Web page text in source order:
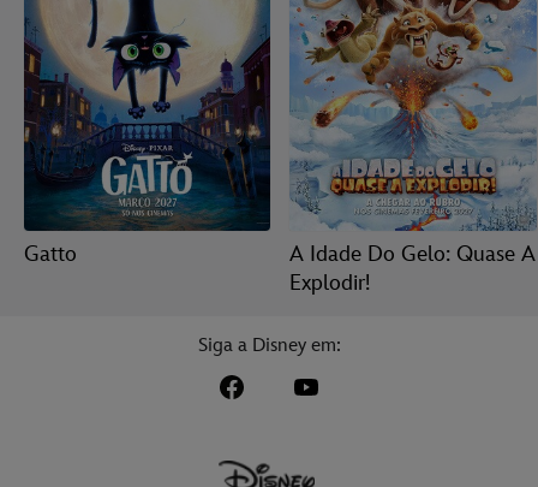
Gatto
A Idade Do Gelo: Quase A
Explodir!
Siga a Disney em: